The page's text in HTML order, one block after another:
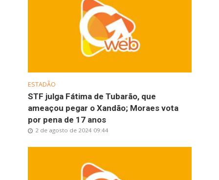
ESTADÃO
STF julga Fátima de Tubarão, que
ameaçou pegar o Xandão; Moraes vota
por pena de 17 anos
2 de agosto de 2024 09:44